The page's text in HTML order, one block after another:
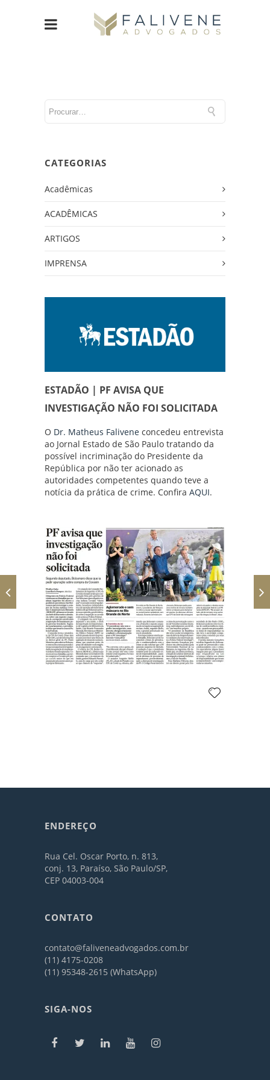
CATEGORIAS
Acadêmicas
ACADÊMICAS
ARTIGOS
IMPRENSA
ESTADÃO | PF AVISA QUE
INVESTIGAÇÃO NÃO FOI SOLICITADA
O Dr. Matheus Falivene concedeu entrevista
ao Jornal Estado de São Paulo tratando da
possível incriminação do Presidente da
República por não ter acionado as
autoridades competentes quando teve a
notícia da prática de crime. Confira AQUI.
ENDEREÇO
Rua Cel. Oscar Porto, n. 813,
conj. 13, Paraíso, São Paulo/SP,
CEP 04003-004
CONTATO
contato@faliveneadvogados.com.br
(11) 4175-0208
(11) 95348-2615 (WhatsApp)
SIGA-NOS